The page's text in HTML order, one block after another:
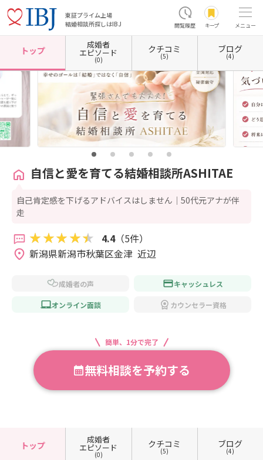
東証プライム上場
結婚相談所探しはIBJ
閲覧履歴 キープ メニュー
ホーム 新潟県の結婚相談所 新潟県新潟市 新潟県新潟市秋葉区 自信と愛を育てる結
トップ
成婚者
エピソード
(0)
クチコミ
(5)
ブログ
(4)
自信と愛を育てる結婚相談所ASHITAE
自己肯定感を下げるアドバイスはしません｜50代元アナが伴
走
4.4（5件）
新潟県新潟市秋葉区金津  近辺
成婚者の声 キャッシュレス
オンライン面談 カウンセラー資格
簡単、1分で完了
無料相談を予約する
トップ
成婚者
エピソード
(0)
クチコミ
(5)
ブログ
(4)